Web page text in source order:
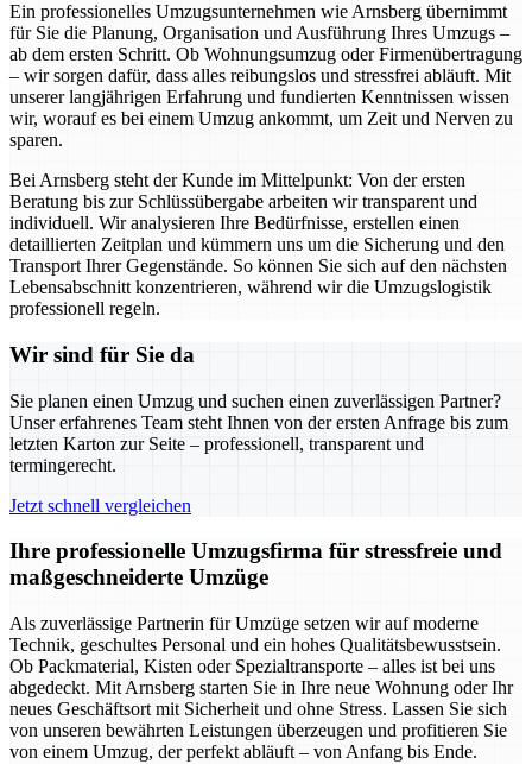
Ein professionelles Umzugsunternehmen wie Arnsberg übernimmt
für Sie die Planung, Organisation und Ausführung Ihres Umzugs –
ab dem ersten Schritt. Ob Wohnungsumzug oder Firmenübertragung
– wir sorgen dafür, dass alles reibungslos und stressfrei abläuft. Mit
unserer langjährigen Erfahrung und fundierten Kenntnissen wissen
wir, worauf es bei einem Umzug ankommt, um Zeit und Nerven zu
sparen.
Bei Arnsberg steht der Kunde im Mittelpunkt: Von der ersten
Beratung bis zur Schlüssübergabe arbeiten wir transparent und
individuell. Wir analysieren Ihre Bedürfnisse, erstellen einen
detaillierten Zeitplan und kümmern uns um die Sicherung und den
Transport Ihrer Gegenstände. So können Sie sich auf den nächsten
Lebensabschnitt konzentrieren, während wir die Umzugslogistik
professionell regeln.
Wir sind für Sie da
Sie planen einen Umzug und suchen einen zuverlässigen Partner?
Unser erfahrenes Team steht Ihnen von der ersten Anfrage bis zum
letzten Karton zur Seite – professionell, transparent und
termingerecht.
Jetzt schnell vergleichen
Ihre professionelle Umzugsfirma für stressfreie und
maßgeschneiderte Umzüge
Als zuverlässige Partnerin für Umzüge setzen wir auf moderne
Technik, geschultes Personal und ein hohes Qualitätsbewusstsein.
Ob Packmaterial, Kisten oder Spezialtransporte – alles ist bei uns
abgedeckt. Mit Arnsberg starten Sie in Ihre neue Wohnung oder Ihr
neues Geschäftsort mit Sicherheit und ohne Stress. Lassen Sie sich
von unseren bewährten Leistungen überzeugen und profitieren Sie
von einem Umzug, der perfekt abläuft – von Anfang bis Ende.